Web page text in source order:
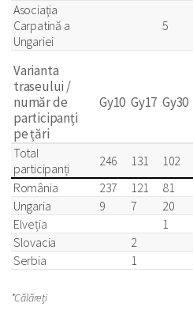
Asociația
Carpatină a
Ungariei
5
Varianta
traseului /
număr de
participanți
pe țări
Gy10 Gy17 Gy30
Total
participanți
246 131 102
România
237 121 81
Ungaria
9 7 20
Elveția
1
Slovacia
2
Serbia
1
*Călăreți